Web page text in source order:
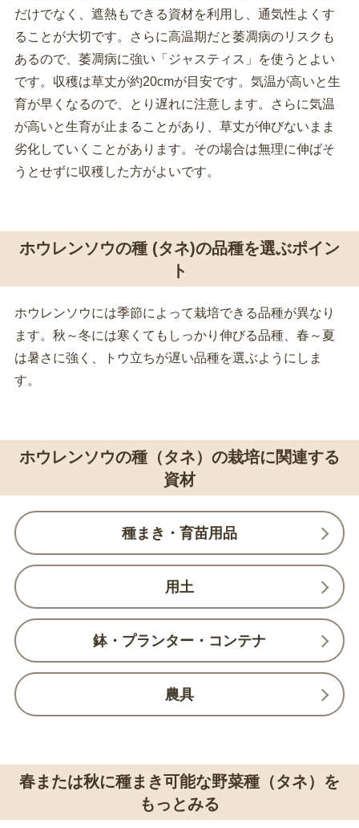
だけでなく、遮熱もできる資材を利用し、通気性よくす
ることが大切です。さらに高温期だと萎凋病のリスクも
あるので、萎凋病に強い「ジャスティス」を使うとよい
です。収穫は草丈が約20cmが目安です。気温が高いと生
育が早くなるので、とり遅れに注意します。さらに気温
が高いと生育が止まることがあり、草丈が伸びないまま
劣化していくことがあります。その場合は無理に伸ばそ
うとせずに収穫した方がよいです。
ホウレンソウの種 (タネ)の品種を選ぶポイン
ト
ホウレンソウには季節によって栽培できる品種が異なり
ます。秋～冬には寒くてもしっかり伸びる品種、春～夏
は暑さに強く、トウ立ちが遅い品種を選ぶようにしま
す。
ホウレンソウの種（タネ）の栽培に関連する
資材
種まき・育苗用品
用土
鉢・プランター・コンテナ
農具
春または秋に種まき可能な野菜種（タネ）を
もっとみる